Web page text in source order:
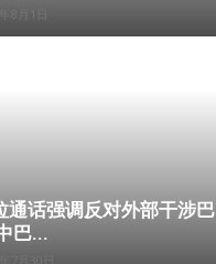
通话强调反对外部干涉巴
巴...
7月30日